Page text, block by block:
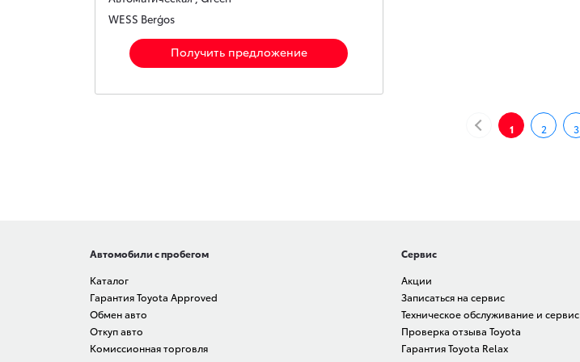
WESS Berģos
Получить предложение
НАЗАД
1 2 3
Автомобили с пробегом
Каталог
Гарантия Toyota Approved
Обмен авто
Откуп авто
Комиссионная торговля
Сервис
Акции
Записаться на сервис
Техническое обслуживание и сервис
Проверка отзыва Toyota
Гарантия Toyota Relax